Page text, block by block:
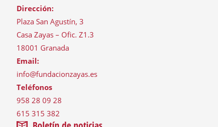
Dirección:
Plaza San Agustín, 3
Casa Zayas – Ofic. Z1.3
18001 Granada
Email:
info@fundacionzayas.es
Teléfonos
958 28 09 28
615 315 382